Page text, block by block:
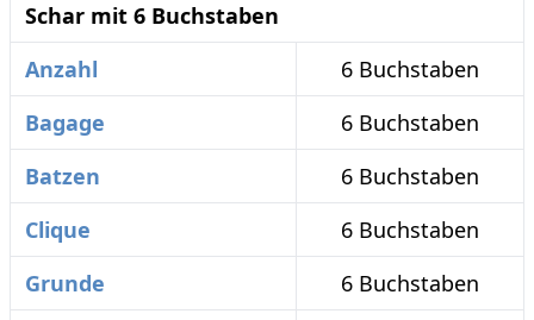
Schar mit 6 Buchstaben
Anzahl
6 Buchstaben
Bagage
6 Buchstaben
Batzen
6 Buchstaben
Clique
6 Buchstaben
Grunde
6 Buchstaben